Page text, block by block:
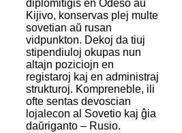
diplomitiĝis en Odeso aŭ
Kijivo, konservas plej multe
sovetian aŭ rusan
vidpunkton. Dekoj da tiuj
stipendiuloj okupas nun
altajn poziciojn en
registaroj kaj en administraj
strukturoj. Kompreneble, ili
ofte sentas devoscian
lojalecon al Sovetio kaj ĝia
daŭriganto – Rusio.